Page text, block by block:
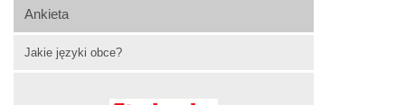
Ankieta
Jakie języki obce?